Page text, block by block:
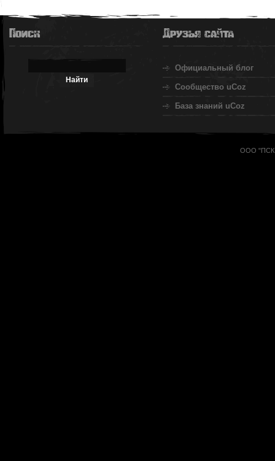
Поиск Друзья сайта
Официальный блог
Сообщество uCoz
База знаний uCoz
ООО "ПСК